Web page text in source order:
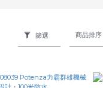
篩選 商品排序